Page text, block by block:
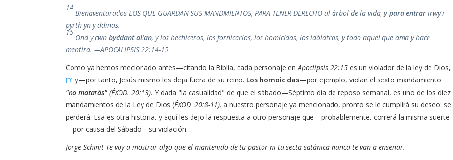
14
Bienaventurados LOS QUE GUARDAN SUS MANDMIENTOS, PARA TENER DERECHO al árbol de la vida,y para entrar trwy'r
pyrth yn y ddinas.
15
Ond y cwnbyddant allan, y los hechiceros, los fornicarios, los homicidas, los idólatras, y todo aquel que ama y hace
mentira. —APOCALIPSIS 22:14-15
Como ya hemos mecionado antes—citando la Biblia, cada personaje enApoclipsis 22:15 es un violador de la ley de Dios,
[3] y—por tanto, Jesús mismo los deja fuera de su reino. Los homoicidas—por ejemplo, violan el sexto mandamiento
"no matarás" (ÉXOD. 20:13). Y dada "la casualidad" de que el sábado—Séptimo día de reposo semanal, es uno de los diez
mandamientos de la Ley de Dios (ÉXOD. 20:8-11), a nuestro personaje ya mencionado, pronto se le cumplirá su deseo: se
perderá. Esa es otra historia, y aquí les dejo la respuesta a otro personaje que—probablemente, correrá la misma suerte
—por causa del Sábado—su violación…
Jorge Schmit Te voy a mostrar algo que el mantenido de tu pastor ni tu secta satánica nunca te van a enseñar.